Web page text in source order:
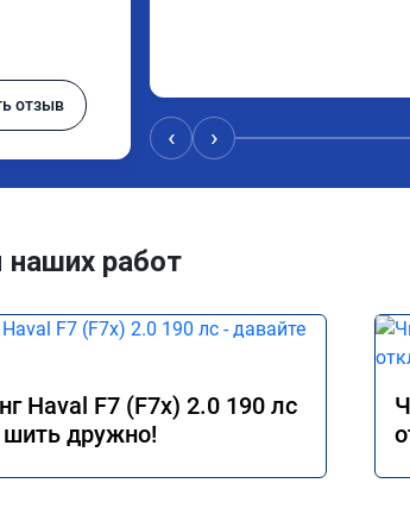
отзыв
‹ ›
работ
Haval F7 (F7x) 2.0 190 лс
шить дружно!